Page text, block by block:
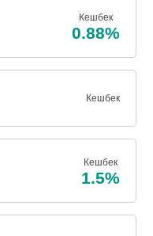
Кешбек
0.88%
Кешбек
Кешбек
1.5%